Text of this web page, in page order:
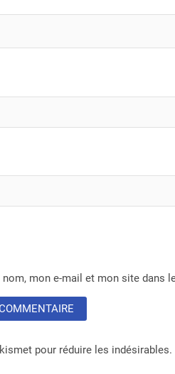
mon e-mail et mon site dans
pour réduire les indésirables.